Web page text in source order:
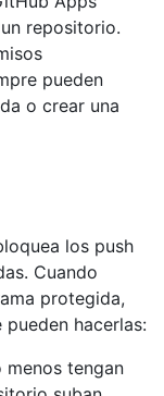
repositorio.
pueden
o crear una
los push
Cuando
protegida,
hacerlas:
tengan